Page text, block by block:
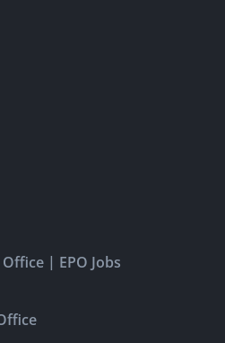
Office | EPO Jobs